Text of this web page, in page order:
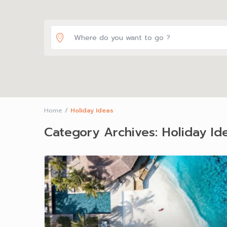
Where do you want to go ?
Home Holiday Ideas
Category Archives: Holiday